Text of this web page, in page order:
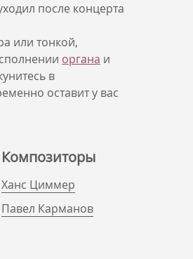
после концерта
или тонкой,
органа и
в
оставит у вас
Композиторы
Ханс Циммер
Павел Карманов